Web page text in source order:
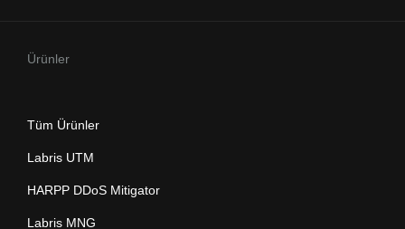
Ürünler
Tüm Ürünler
Labris UTM
HARPP DDoS Mitigator
Labris MNG